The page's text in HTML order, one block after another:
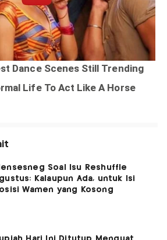
Soal Isu Reshuffle
Kalaupun Ada, untuk Isi
Wamen yang Kosong